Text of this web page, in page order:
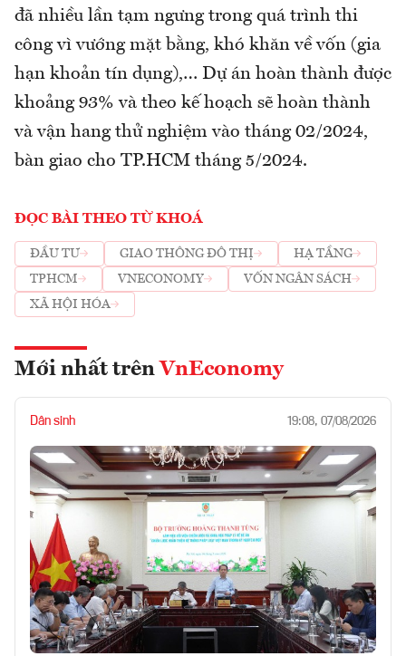
đã nhiều lần tạm ngưng trong quá trình thi
công vì vướng mặt bằng, khó khăn về vốn (gia
hạn khoản tín dụng),… Dự án hoàn thành được
khoảng 93% và theo kế hoạch sẽ hoàn thành
và vận hang thử nghiệm vào tháng 02/2024,
bàn giao cho TP.HCM tháng 5/2024.
ĐỌC BÀI THEO TỪ KHOÁ
ĐẦU TƯ GIAO THÔNG ĐÔ THỊ
HẠ TẦNG
TPHCM
VNECONOMY
VỐN NGÂN SÁCH
XÃ HỘI HÓA
Mới nhất trên VnEconomy
Dân sinh 19:08, 07/08/2026